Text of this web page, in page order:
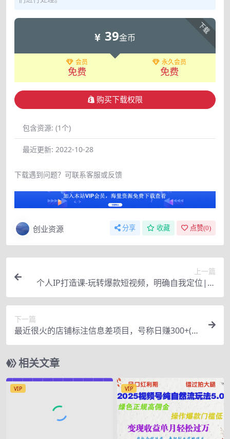
下载
39金币
会员
免费
永久会员
免费
购买下载权限
包含资源: (1个)
最近更新: 2022-10-28
下载遇到问题？可联系客服或反馈
创业资源 分享 收藏 点赞(0)
上一篇
个人IP打造课-玩转爆款短视频，明确自我定位|挖
掘商业价值|轻松上手做账号（无水印）
下一篇
最近很火的店铺标注信息差项目，号称日赚300+(项
目网站+详细教程)
相关文章
VIP VIP